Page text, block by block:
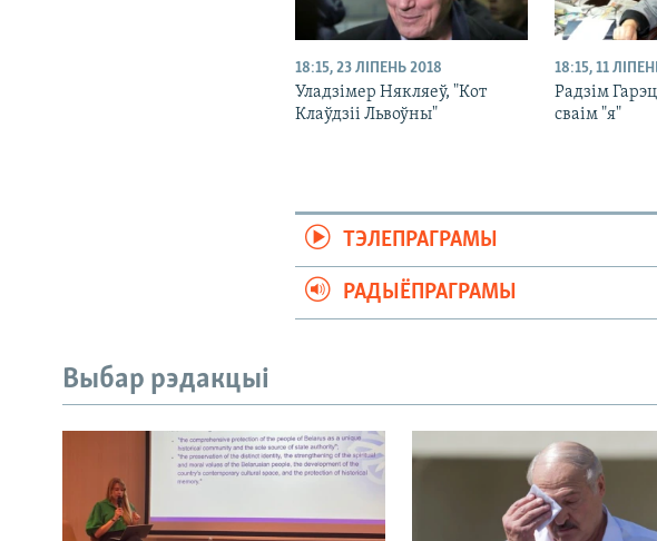
18:15, 23 ЛІПЕНЬ 2018
Уладзімер Някляеў, "Кот
Клаўдзіі Львоўны"
18:15, 11
Радзім
сваім "я"
ТЭЛЕПРАГРАМЫ
РАДЫЁПРАГРАМЫ
Выбар рэдакцыі